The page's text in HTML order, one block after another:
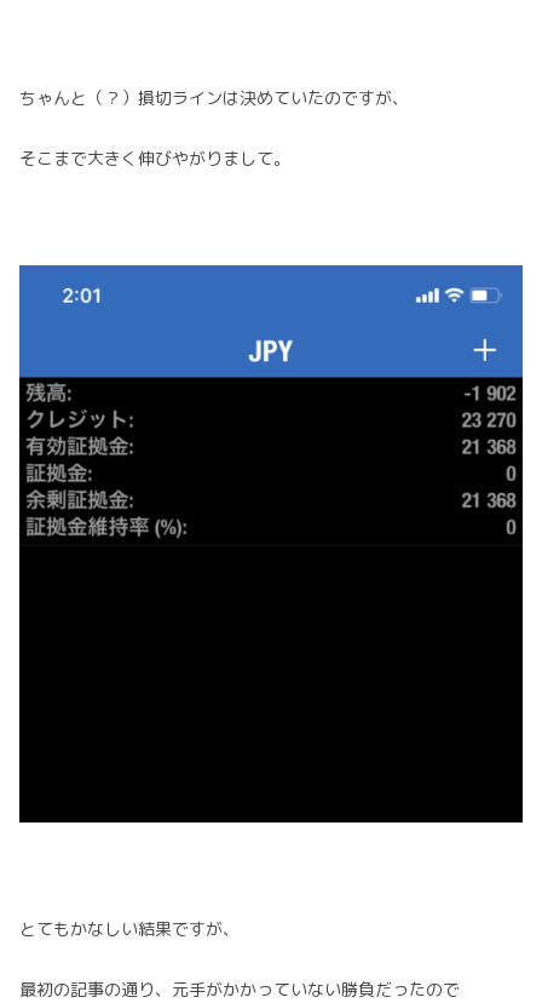
ちゃんと（？）損切ラインは決めていたのですが、
そこまで大きく伸びやがりまして。
とてもかなしい結果ですが、
最初の記事の通り、元手がかかっていない勝負だったので